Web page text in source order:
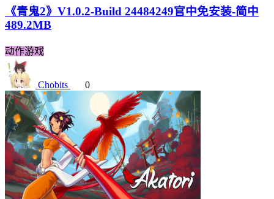
《青鬼2》V1.0.2-Build 24484249官中免安装-简中
489.2MB
动作游戏
Chobits 0